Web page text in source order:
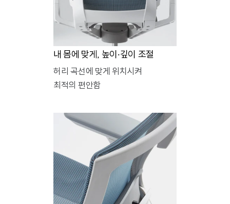
내 몸에 맞게, 높이·깊이 조절
허리 곡선에 맞게 위치시켜
최적의 편안함